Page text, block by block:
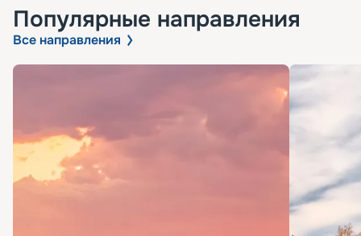
Популярные направления
Все направления